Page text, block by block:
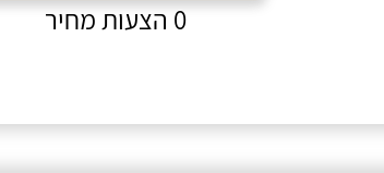
0 הצעות מחיר